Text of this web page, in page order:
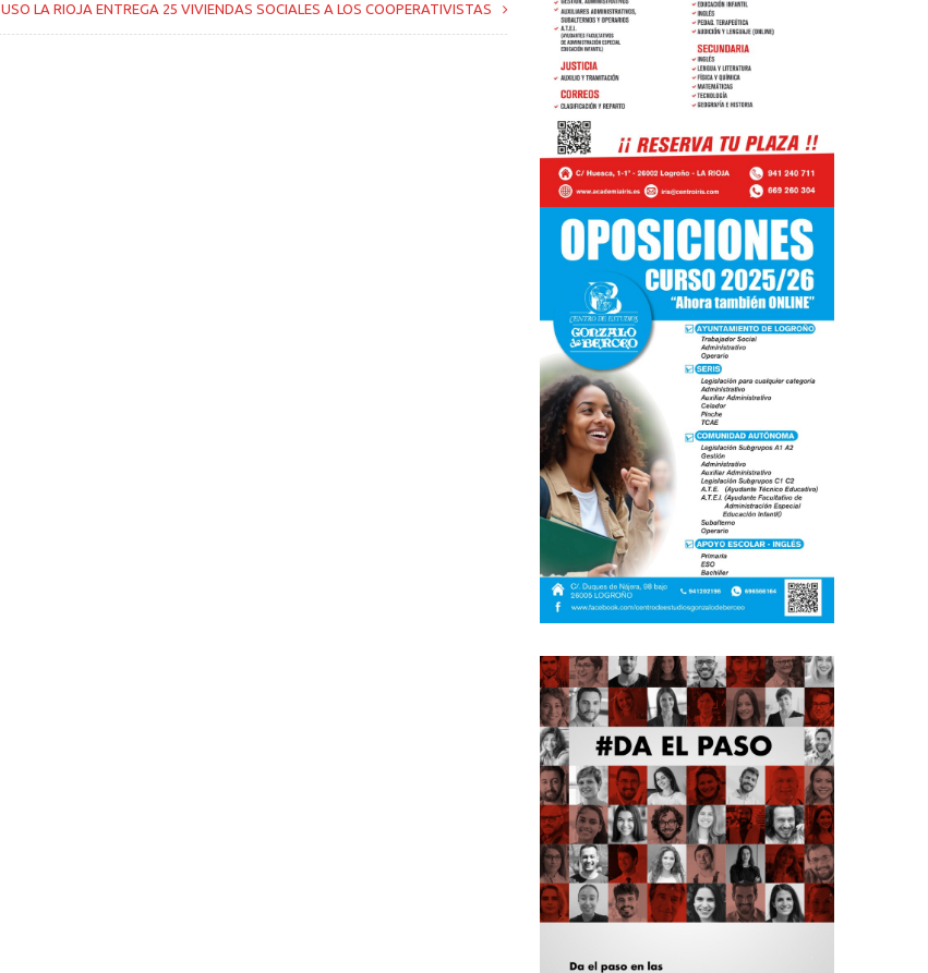
USO LA RIOJA ENTREGA 25 VIVIENDAS SOCIALES A LOS COOPERATIVISTAS